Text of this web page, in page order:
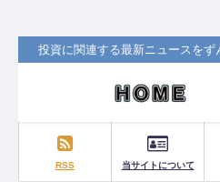
投資に関連する最新ニュースを
RSS 当サイトについて